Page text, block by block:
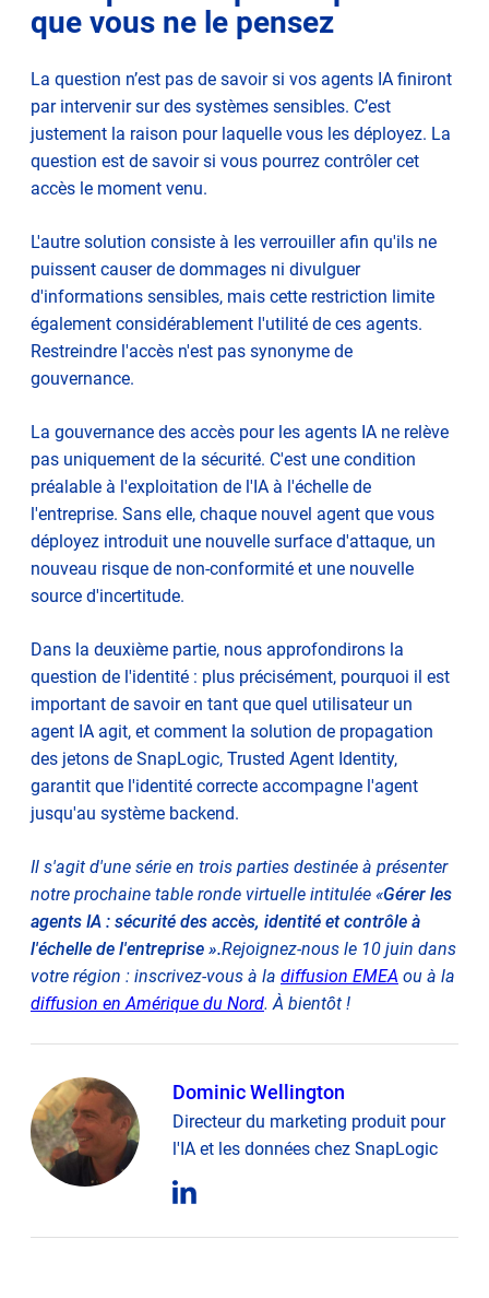
que vous ne le pensez
La question n’est pas de savoir si vos agents IA finiront
par intervenir sur des systèmes sensibles. C’est
justement la raison pour laquelle vous les déployez. La
question est de savoir si vous pourrez contrôler cet
accès le moment venu.
L'autre solution consiste à les verrouiller afin qu'ils ne
puissent causer de dommages ni divulguer
d'informations sensibles, mais cette restriction limite
également considérablement l'utilité de ces agents.
Restreindre l'accès n'est pas synonyme de
gouvernance.
La gouvernance des accès pour les agents IA ne relève
pas uniquement de la sécurité. C'est une condition
préalable à l'exploitation de l'IA à l'échelle de
l'entreprise. Sans elle, chaque nouvel agent que vous
déployez introduit une nouvelle surface d'attaque, un
nouveau risque de non-conformité et une nouvelle
source d'incertitude.
Dans la deuxième partie, nous approfondirons la
question de l'identité : plus précisément, pourquoi il est
important de savoir en tant que quel utilisateur un
agent IA agit, et comment la solution de propagation
des jetons de SnapLogic, Trusted Agent Identity,
garantit que l'identité correcte accompagne l'agent
jusqu'au système backend.
Il s'agit d'une série en trois parties destinée à présenter
notre prochaine table ronde virtuelle intitulée «Gérer les
agents IA : sécurité des accès, identité et contrôle à
l'échelle de l'entreprise ».Rejoignez-nous le 10 juin dans
votre région : inscrivez-vous à la diffusion EMEA ou à la
diffusion en Amérique du Nord. À bientôt !
Dominic Wellington
Directeur du marketing produit pour
l'IA et les données chez SnapLogic
opens